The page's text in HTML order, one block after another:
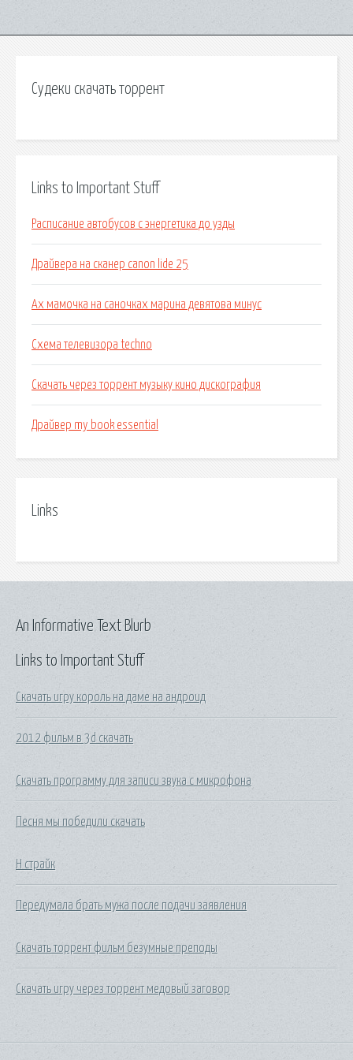
Судеки скачать торрент
Links to Important Stuff
Расписание автобусов с энергетика до узды
Драйвера на сканер canon lide 25
Ах мамочка на саночках марина девятова минус
Схема телевизора techno
Скачать через торрент музыку кино дискография
Драйвер my book essential
Links
Links to Important Stuff
Скачать игру король на даме на андроид
2012 фильм в 3d скачать
Скачать программу для записи звука с микрофона
Песня мы победили скачать
Н страйк
Передумала брать мужа после подачи заявления
Скачать торрент фильм безумные преподы
Скачать игру через торрент медовый заговор
An Informative Text Blurb